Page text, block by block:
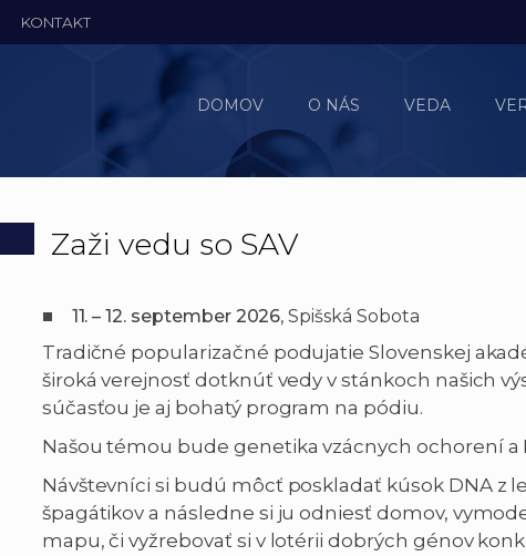
DOMOV O NÁS VEDA
KONTAKT
Zaži vedu so SAV
11. – 12. september 2026, Spišská Sobota
Tradičné popularizačné podujatie Slovenskej
široká verejnosť dotknúť vedy v stánkoch našich
súčasťou je aj bohatý program na pódiu.
Našou témou bude genetika vzácnych ochorení a
Návštevníci si budú môcť poskladať kúsok DNA z
špagátikov a následne si ju odniesť domov,
mapu, či vyžrebovať si v lotérii dobrých génov